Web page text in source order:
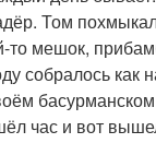
Том
то мешок,
собралось как
час и вот вышел